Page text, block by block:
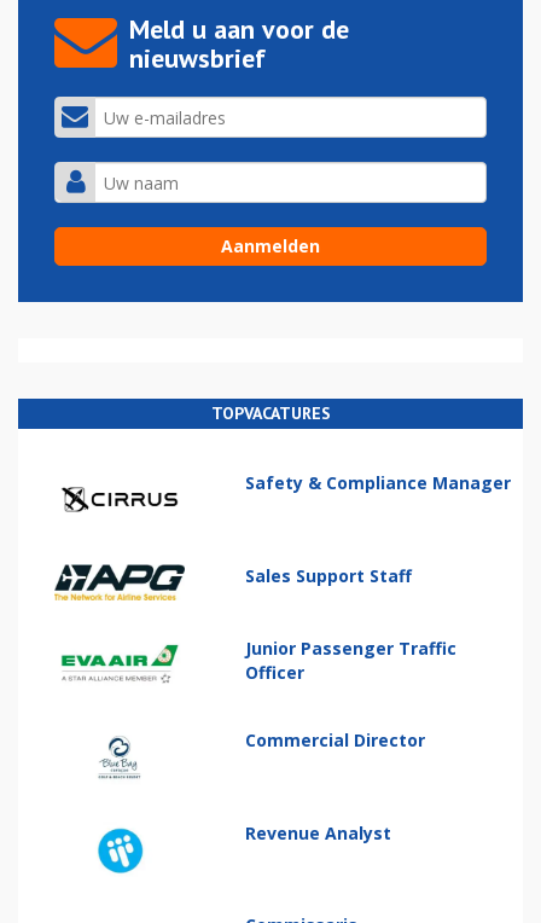
Meld u aan voor de
nieuwsbrief
TOPVACATURES
Safety & Compliance Manager
Sales Support Staff
Junior Passenger Traffic
Officer
Commercial Director
Revenue Analyst